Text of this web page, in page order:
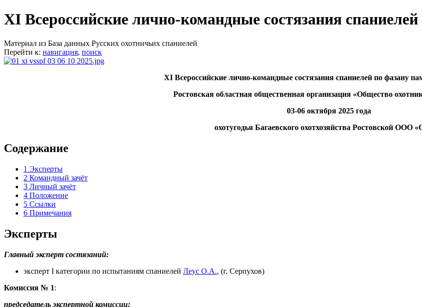
XI Всероссийские лично-командные состязания
Материал из База данных Русских охотничьих спаниелей
Перейти к: навигация, поиск
XI Всероссийские лично-командные состязания спаниелей по фазану
Ростовская областная общественная организация «Общество
03-06 октября 2025 года
охотугодья Багаевского охотхозяйства Ростовской ООО
Содержание
1 Эксперты
2 Командный зачёт
3 Личный зачёт
4 Положение
5 Ссылки
6 Примечания
Эксперты
Главный эксперт состязаний:
эксперт I категории по испытаниям спаниелей Леус О.А., (г. Серпухов)
Комиссия № 1:
председатель экспертной комиссии: